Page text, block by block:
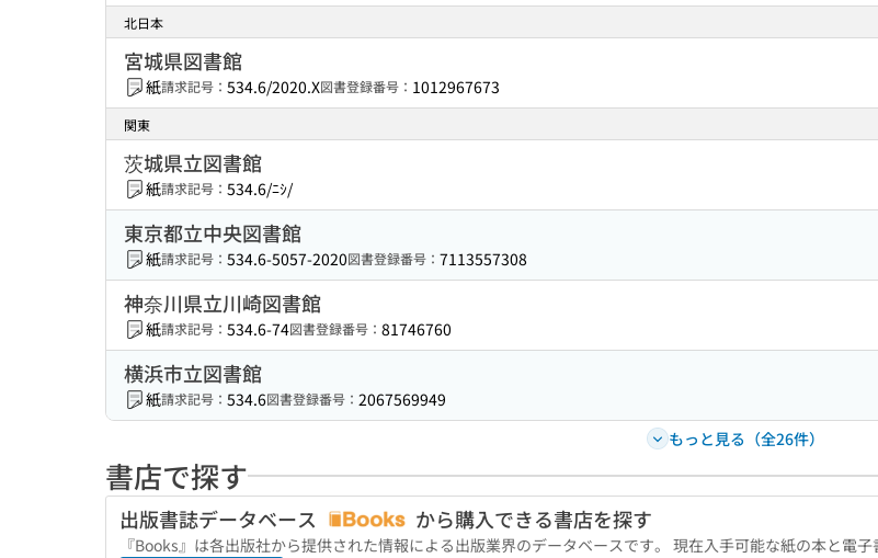
北日本
宮城県図書館
紙請求記号： 534.6/2020.X図書登録番号： 1012967673
関東
茨城県立図書館
紙請求記号： 534.6/ﾆｼ/
東京都立中央図書館
紙請求記号： 534.6-5057-2020図書登録番号： 7113557308
神奈川県立川崎図書館
紙請求記号： 534.6-74図書登録番号： 81746760
横浜市立図書館
紙請求記号： 534.6図書登録番号： 2067569949
もっと見る（全26件）
書店で探す
出版書誌データベース から購入できる書店を探す
『Books』は各出版社から提供された情報による出版業界のデータベースです。 現在入手可能な紙の本と電子